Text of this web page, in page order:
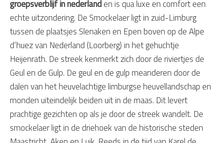
groepsverblijf in nederlanden is qua luxe en comfort een
echte uitzondering. De Smockelaer ligt in zuid-Limburg
tussen de plaatsjes Slenaken en Epen boven op de Alpe
d’huez van Nederland (Loorberg) in het gehuchtje
Heijenrath. De streek kenmerkt zich door de riviertjes de
Geul en de Gulp. De geul en de gulp meanderen door de
dalen van het heuvelachtige limburgse heuvellandschap en
monden uiteindelijk beiden uit in de maas. Dit levert
prachtige gezichten op als je door de streek wandelt. De
smockelaer ligt in de driehoek van de historische steden